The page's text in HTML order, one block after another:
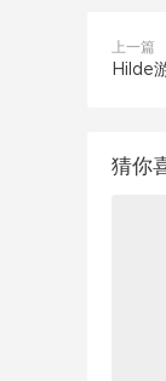
上一篇
Hilde
猜你